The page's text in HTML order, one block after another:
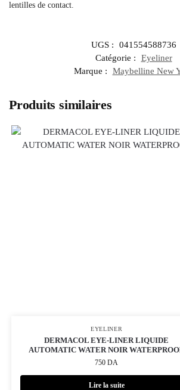
lentilles de contact.
UGS :
041554588736
Catégorie :
Eyeliner
Marque :
Maybelline New
Produits similaires
EYELINER
DERMACOL EYE-LINER LIQUIDE
AUTOMATIC WATER NOIR
750DA
Lire la suite